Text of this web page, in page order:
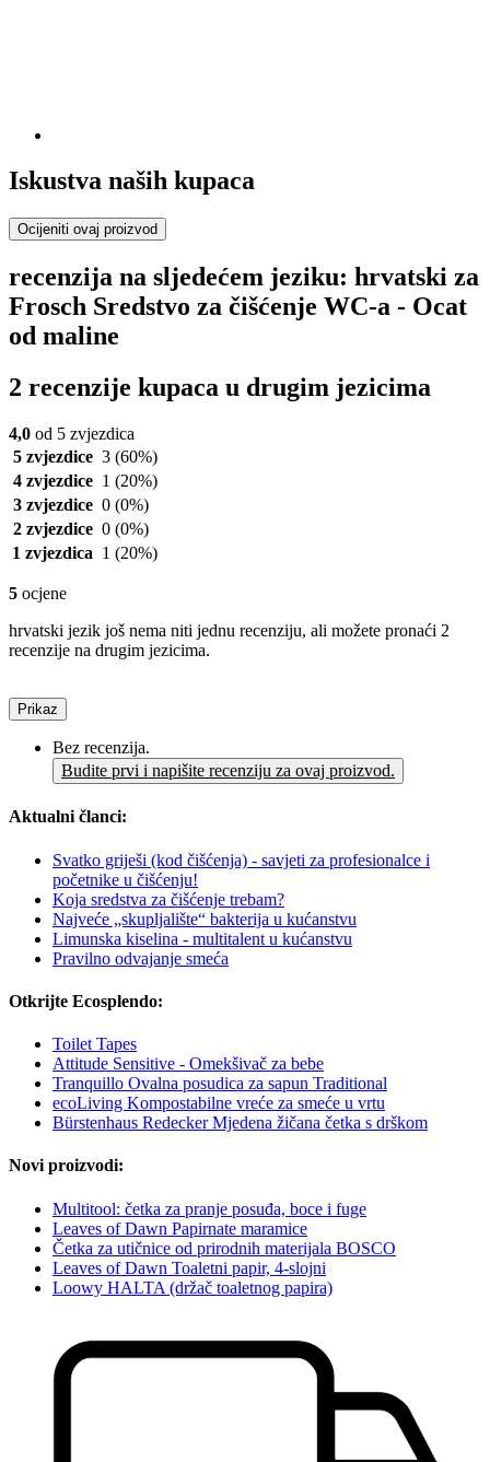
Iskustva naših kupaca
Ocijeniti ovaj proizvod
recenzija na sljedećem jeziku: hrvatski za
Frosch Sredstvo za čišćenje WC-a - Ocat
od maline
2 recenzije kupaca u drugim jezicima
4,0 od 5 zvjezdica
5 zvjezdice 3 (60%)
4 zvjezdice 1 (20%)
3 zvjezdice 0 (0%)
2 zvjezdice 0 (0%)
1 zvjezdica 1 (20%)
5 ocjene
hrvatski jezik još nema niti jednu recenziju, ali možete pronaći 2
recenzije na drugim jezicima.
Prikaz
Bez recenzija.
Budite prvi i napišite recenziju za ovaj proizvod.
Aktualni članci:
Svatko griješi (kod čišćenja) - savjeti za profesionalce i
početnike u čišćenju!
Koja sredstva za čišćenje trebam?
Najveće „skupljalište“ bakterija u kućanstvu
Limunska kiselina - multitalent u kućanstvu
Pravilno odvajanje smeća
Otkrijte Ecosplendo:
Toilet Tapes
Attitude Sensitive - Omekšivač za bebe
Tranquillo Ovalna posudica za sapun Traditional
ecoLiving Kompostabilne vreće za smeće u vrtu
Bürstenhaus Redecker Mjedena žičana četka s drškom
Novi proizvodi:
Multitool: četka za pranje posuđa, boce i fuge
Leaves of Dawn Papirnate maramice
Četka za utičnice od prirodnih materijala BOSCO
Leaves of Dawn Toaletni papir, 4-slojni
Loowy HALTA (držač toaletnog papira)